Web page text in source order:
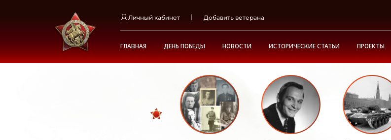
Личный кабинет Добавить ветерана
ГЛАВНАЯ ДЕНЬ ПОБЕДЫ НОВОСТИ ИСТОРИЧЕСКИЕ СТАТЬИ ПРОЕКТЫ